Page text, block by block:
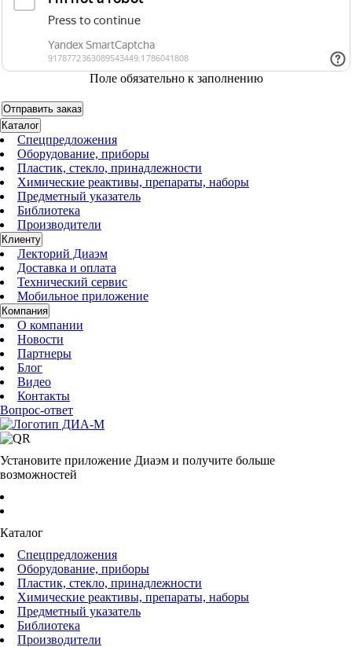
Поле обязательно к заполнению
Каталог
Спецпредложения
Оборудование, приборы
Пластик, стекло, принадлежности
Химические реактивы, препараты, наборы
Предметный указатель
Библиотека
Производители
Клиенту
Лекторий Диаэм
Доставка и оплата
Технический сервис
Мобильное приложение
Компания
О компании
Новости
Партнеры
Блог
Видео
Контакты
Вопрос-ответ
Установите приложение Диаэм и получите больше
возможностей
Каталог
Спецпредложения
Оборудование, приборы
Пластик, стекло, принадлежности
Химические реактивы, препараты, наборы
Предметный указатель
Библиотека
Производители